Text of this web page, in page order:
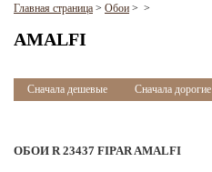
Главная страница > Обои > >
AMALFI
Сначала дешевые Сначала дорогие
ОБОИ R 23437 FIPAR AMALFI